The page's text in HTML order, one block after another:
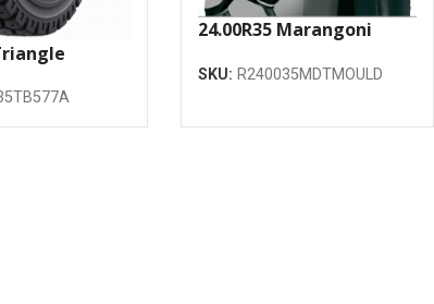
24.00R35 Marangoni
SKU: R240035MDTMOULD